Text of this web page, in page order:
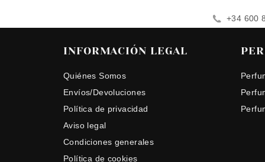
+34 600
INFORMACIÓN LEGAL
Quiénes Somos
Envíos/Devoluciones
Política de privacidad
Aviso legal
Condiciones generales
Política de cookies